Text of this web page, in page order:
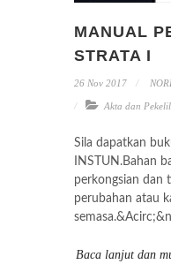
MANUAL
STRATA I
26 Nov 2017
Akta dan
Sila dapatkan
INSTUN.Bahan
perkongsian dan
perubahan atau
Baca lanjut dan